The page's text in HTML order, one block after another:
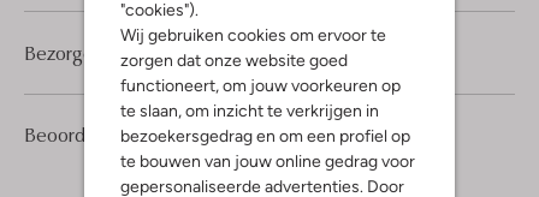
"cookies").
Wij gebruiken cookies om ervoor te
zorgen dat onze website goed
functioneert, om jouw voorkeuren op
te slaan, om inzicht te verkrijgen in
bezoekersgedrag en om een profiel op
te bouwen van jouw online gedrag voor
gepersonaliseerde advertenties. Door
Beoordelingen (3) 5/5
3
5
Sterren
Bezorgen & retourneren